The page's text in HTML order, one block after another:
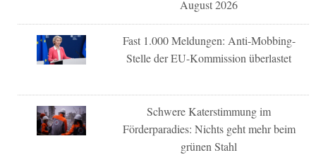
August 2026
Fast 1.000 Meldungen: Anti-Mobbing-
Stelle der EU-Kommission überlastet
Schwere Katerstimmung im
Förderparadies: Nichts geht mehr beim
grünen Stahl